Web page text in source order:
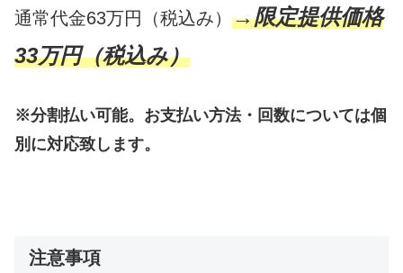
通常代金63万円（税込み） →限定提供価格
33万円（税込み）
※分割払い可能。お支払い方法・回数については個
別に対応致します。
注意事項